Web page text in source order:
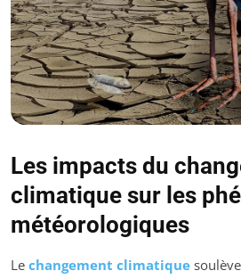
Les impacts du
climatique sur les
météorologiques
Le changement climatique